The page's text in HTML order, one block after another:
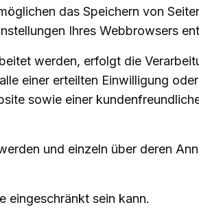
das Speichern von
Ihres Webbrowsers
werden, erfolgt die
einer erteilten Einwilligung
sowie einer
und einzeln über deren
eingeschränkt sein kann.